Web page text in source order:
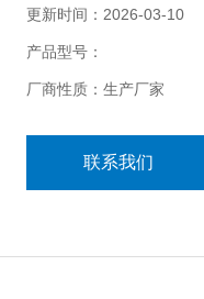
更新时间：2026-03-10
产品型号：
厂商性质：生产厂家
联系我们